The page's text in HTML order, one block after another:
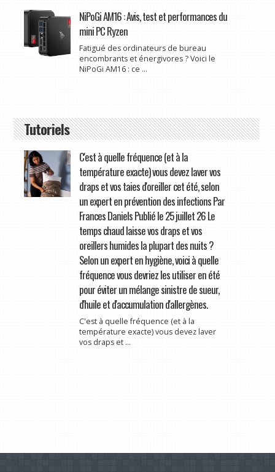
NiPoGi AM16 : Avis, test et performances du
mini PC Ryzen
Fatigué des ordinateurs de bureau
encombrants et énergivores ? Voici le
NiPoGi AM16 : ce ...
Tutoriels
C'est à quelle fréquence (et à la
température exacte) vous devez laver vos
draps et vos taies d'oreiller cet été, selon
un expert en prévention des infections Par
Frances Daniels Publié le 25 juillet 26 Le
temps chaud laisse vos draps et vos
oreillers humides la plupart des nuits ?
Selon un expert en hygiène, voici à quelle
fréquence vous devriez les utiliser en été
pour éviter un mélange sinistre de sueur,
d'huile et d'accumulation d'allergènes.
C'est à quelle fréquence (et à la
température exacte) vous devez laver
vos draps et ...